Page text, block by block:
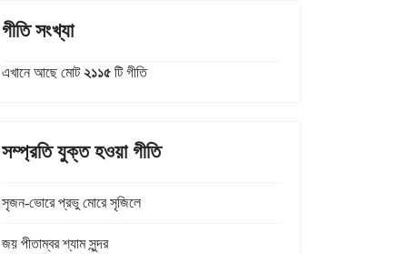
গীতি সংখ্যা
এখানে আছে মোট২১১৫ টি গীতি
সম্প্রতি যুক্ত হওয়া গীতি
সৃজন-ভোরে প্রভু মোরে সৃজিলে
জয় পীতাম্বর শ্যাম সুন্দর